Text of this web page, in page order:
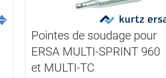
Pointes de soudage pour
ERSA MULTI-SPRINT 960
et MULTI-TC